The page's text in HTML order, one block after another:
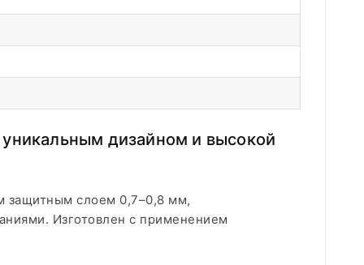
дизайном и высокой
защитным слоем 0,7–0,8 мм,
Изготовлен с применением